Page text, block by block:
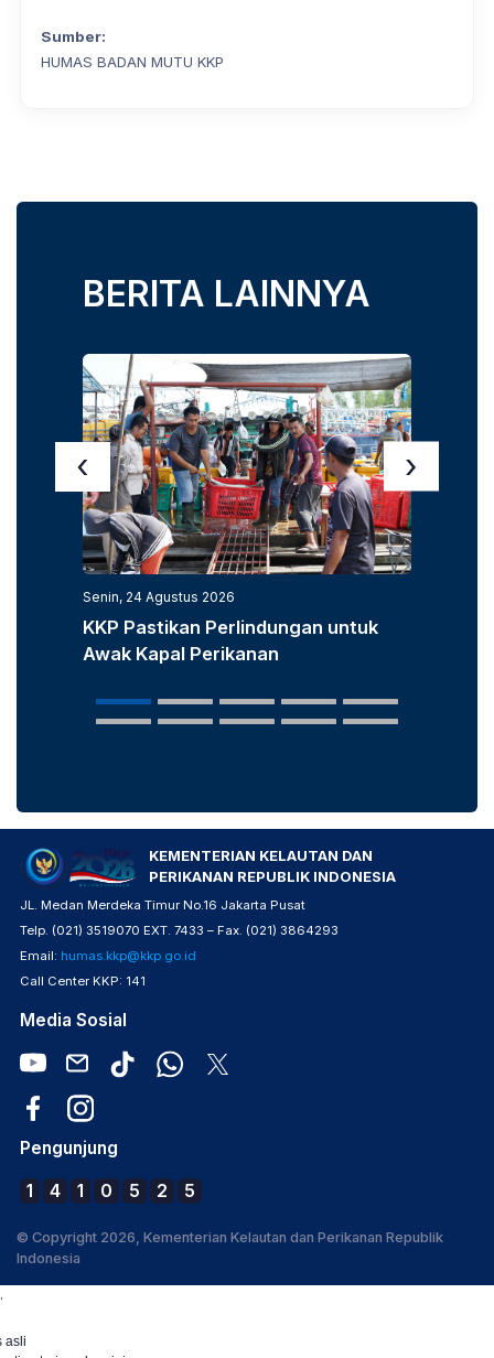
Sumber:
HUMAS BADAN MUTU KKP
BERITA LAINNYA
Senin, 24 Agustus 2026
KKP Pastikan Perlindungan untuk
Awak Kapal Perikanan
‹ ›
KEMENTERIAN KELAUTAN DAN
PERIKANAN REPUBLIK INDONESIA
JL. Medan Merdeka Timur No.16 Jakarta Pusat
Telp. (021) 3519070 EXT. 7433 – Fax. (021) 3864293
Email: humas.kkp@kkp.go.id
Call Center KKP: 141
Media Sosial
Pengunjung
1 4 1 0 5 2 5
© Copyright 2026, Kementerian Kelautan dan Perikanan Republik
Indonesia
.
asli